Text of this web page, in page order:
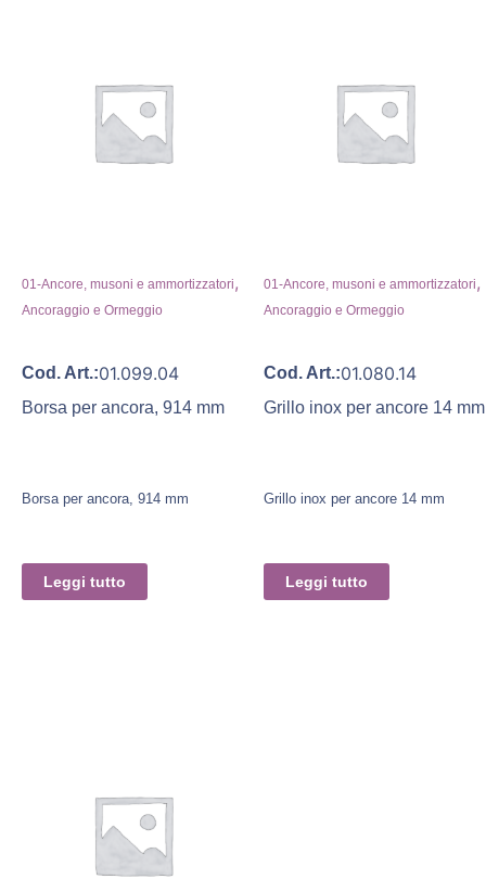
01-Ancore, musoni e ammortizzatori,
Ancoraggio e Ormeggio
Cod. Art.:01.099.04
Borsa per ancora, 914 mm
Borsa per ancora, 914 mm
Leggi tutto
01-Ancore, musoni e ammortizzatori,
Ancoraggio e Ormeggio
Cod. Art.:01.080.14
Grillo inox per ancore 14 mm
Grillo inox per ancore 14 mm
Leggi tutto